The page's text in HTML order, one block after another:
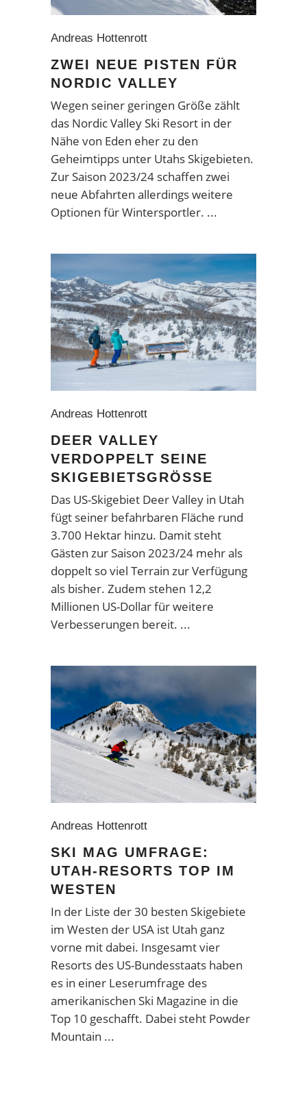
Andreas Hottenrott
ZWEI NEUE PISTEN FÜR
NORDIC VALLEY
Wegen seiner geringen Größe zählt
das Nordic Valley Ski Resort in der
Nähe von Eden eher zu den
Geheimtipps unter Utahs Skigebieten.
Zur Saison 2023/24 schaffen zwei
neue Abfahrten allerdings weitere
Optionen für Wintersportler.
Andreas Hottenrott
DEER VALLEY
VERDOPPELT SEINE
SKIGEBIETSGRÖSSE
Das US-Skigebiet Deer Valley in Utah
fügt seiner befahrbaren Fläche rund
3.700 Hektar hinzu. Damit steht
Gästen zur Saison 2023/24 mehr als
doppelt so viel Terrain zur Verfügung
als bisher. Zudem stehen 12,2
Millionen US-Dollar für weitere
Verbesserungen bereit.
Andreas Hottenrott
SKI MAG UMFRAGE:
UTAH-RESORTS TOP IM
WESTEN
In der Liste der 30 besten Skigebiete
im Westen der USA ist Utah ganz
vorne mit dabei. Insgesamt vier
Resorts des US-Bundesstaats haben
es in einer Leserumfrage des
amerikanischen Ski Magazine in die
Top 10 geschafft. Dabei steht Powder
Mountain